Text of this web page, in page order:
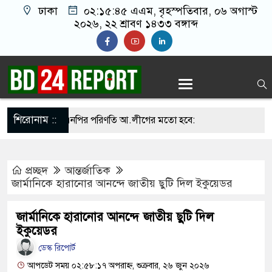
ঢাকা ০২:১৫:৪৬ এএম, বৃহস্পতিবার, ০৬ অগাস্ট
২০২৬, ২২ শ্রাবণ ১৪৩৩ বঙ্গাব্দ
শিরোনাম ::
সামলালে বিএনপির পরিণতি আ.লীগের মতো হবে:
রাখতে চাচ্ছে না: আসিফ মাহমুদ
না: আমির হামজা
জবাব দিতে হবে প্রধানমন্ত্রীকে: জামায়াত আমির
প্রচ্ছদ
আন্তর্জাতিক
জার্মানিকে হারানোর আনন্দে জাতীয় ছুটি দিল ইকুয়েডর
জার্মানিকে হারানোর আনন্দে জাতীয় ছুটি দিল
ইকুয়েডর
ডেস্ক রিপোর্ট
আপডেট সময় ০২:৫৮:১৭ অপরাহ্ন, শুক্রবার, ২৬ জুন ২০২৬